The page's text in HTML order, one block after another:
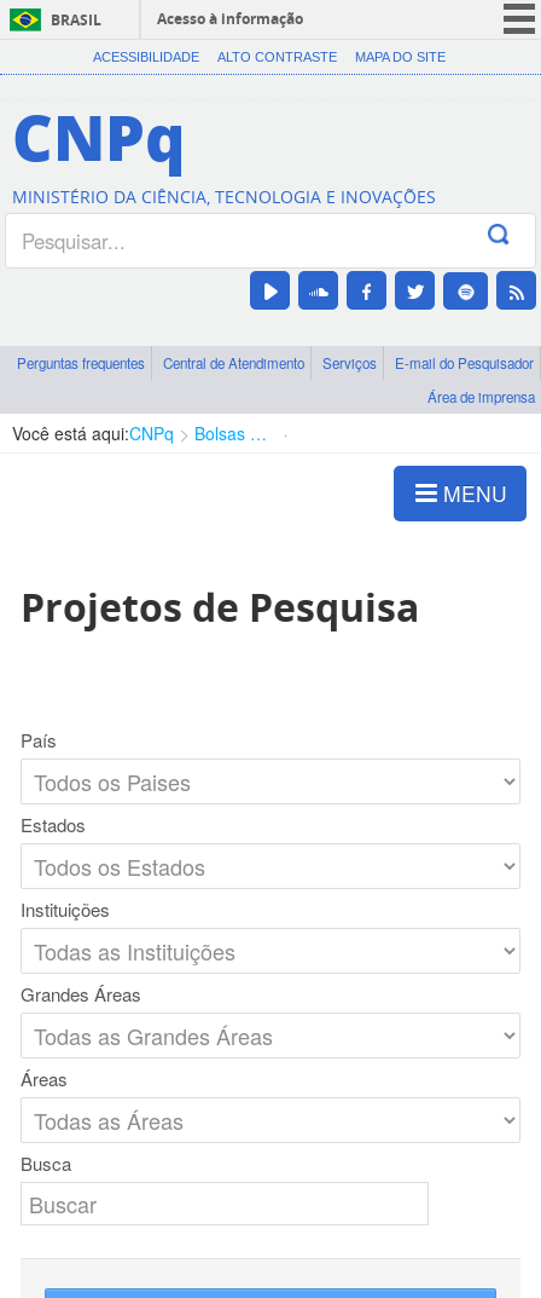
BRASIL
Acesso à informação
CORONAVÍRUS (COVID-19)
Canais
ACESSIBILIDADE ALTO CONTRASTE MAPA DO SITE
CNPq
MINISTÉRIO DA CIÊNCIA, TECNOLOGIA E INOVAÇÕES
Perguntas frequentes Central de Atendimento Serviços
E-mail do Pesquisador
Área de imprensa
Você está aqui:CNPq Bolsas e Auxílios Vigentes
MENU
Projetos de Pesquisa
País
Estados
Instituições
Grandes Áreas
Áreas
Busca